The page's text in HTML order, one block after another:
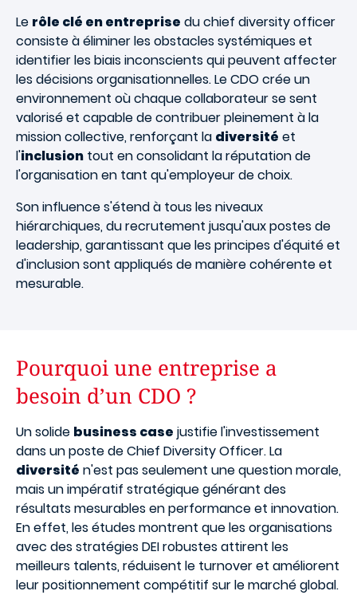
Le rôle clé en entreprise du chief diversity officer
consiste à éliminer les obstacles systémiques et
identifier les biais inconscients qui peuvent affecter
les décisions organisationnelles. Le CDO crée un
environnement où chaque collaborateur se sent
valorisé et capable de contribuer pleinement à la
mission collective, renforçant la diversité et
l'inclusion tout en consolidant la réputation de
l'organisation en tant qu'employeur de choix.
Son influence s'étend à tous les niveaux
hiérarchiques, du recrutement jusqu'aux postes de
leadership, garantissant que les principes d'équité et
d'inclusion sont appliqués de manière cohérente et
mesurable.
Pourquoi une entreprise a
besoin d’un CDO ?
Un solide business case justifie l'investissement
dans un poste de Chief Diversity Officer. La
diversité n'est pas seulement une question morale,
mais un impératif stratégique générant des
résultats mesurables en performance et innovation.
En effet, les études montrent que les organisations
avec des stratégies DEI robustes attirent les
meilleurs talents, réduisent le turnover et améliorent
leur positionnement compétitif sur le marché global.